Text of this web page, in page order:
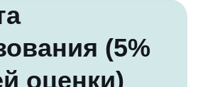
(5%
оценки)